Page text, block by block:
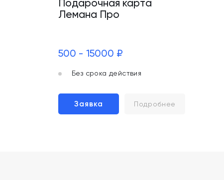
Подарочная карта
Лемана Про
500 - 15000 ₽
Без срока действия
Заявка Подробнее